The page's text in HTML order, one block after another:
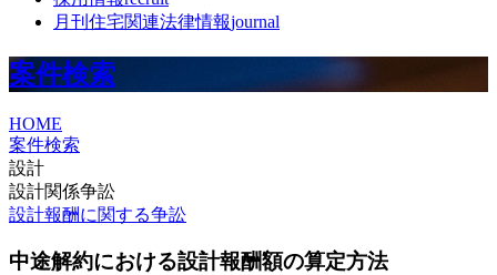
月刊住宅関連法律情報journal
案件検索
HOME
案件検索
設計
設計関係争訟
設計報酬に関する争訟
中途解約における設計報酬額の算定方法